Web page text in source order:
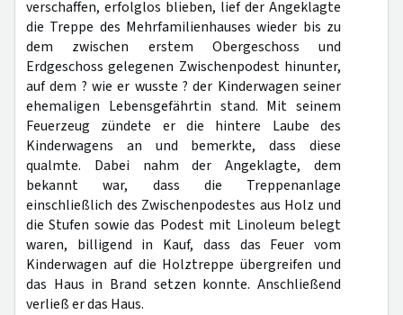
verschaffen, erfolglos blieben, lief der Angeklagte
die Treppe des Mehrfamilienhauses wieder bis zu
dem zwischen erstem Obergeschoss und
Erdgeschoss gelegenen Zwischenpodest hinunter,
auf dem ? wie er wusste ? der Kinderwagen seiner
ehemaligen Lebensgefährtin stand. Mit seinem
Feuerzeug zündete er die hintere Laube des
Kinderwagens an und bemerkte, dass diese
qualmte. Dabei nahm der Angeklagte, dem
bekannt war, dass die Treppenanlage
einschließlich des Zwischenpodestes aus Holz und
die Stufen sowie das Podest mit Linoleum belegt
waren, billigend in Kauf, dass das Feuer vom
Kinderwagen auf die Holztreppe übergreifen und
das Haus in Brand setzen konnte. Anschließend
verließ er das Haus.